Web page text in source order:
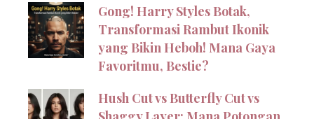
Gong! Harry Styles Botak,
Transformasi Rambut Ikonik
yang Bikin Heboh! Mana Gaya
Favoritmu, Bestie?
Hush Cut vs Butterfly Cut vs